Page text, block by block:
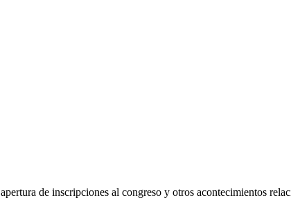
de inscripciones al congreso y otros acontecimientos